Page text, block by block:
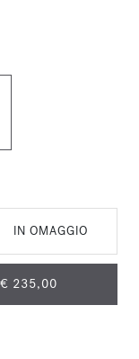
IN OMAGGIO
€ 235,00